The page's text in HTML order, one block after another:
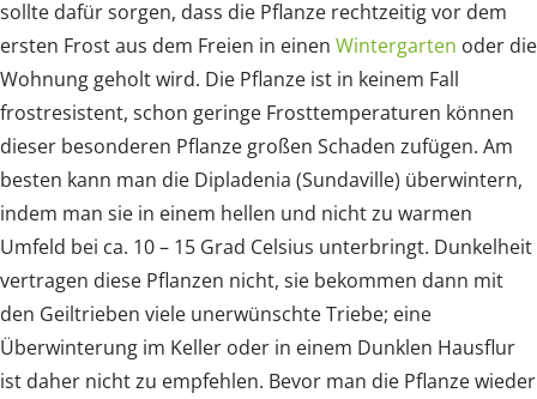
sollte dafür sorgen, dass die Pflanze rechtzeitig vor dem
ersten Frost aus dem Freien in einen Wintergarten oder die
Wohnung geholt wird. Die Pflanze ist in keinem Fall
frostresistent, schon geringe Frosttemperaturen können
dieser besonderen Pflanze großen Schaden zufügen. Am
besten kann man die Dipladenia (Sundaville) überwintern,
indem man sie in einem hellen und nicht zu warmen
Umfeld bei ca. 10 – 15 Grad Celsius unterbringt. Dunkelheit
vertragen diese Pflanzen nicht, sie bekommen dann mit
den Geiltrieben viele unerwünschte Triebe; eine
Überwinterung im Keller oder in einem Dunklen Hausflur
ist daher nicht zu empfehlen. Bevor man die Pflanze wieder